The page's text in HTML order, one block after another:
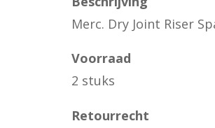
Merc. Dry Joint Riser
Voorraad
2 stuks
Retourrecht